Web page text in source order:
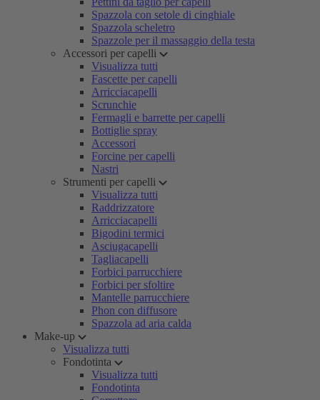
Spazzola con setole di cinghiale
Spazzola scheletro
Spazzole per il massaggio della testa
Accessori per capelli
Visualizza tutti
Fascette per capelli
Arricciacapelli
Scrunchie
Fermagli e barrette per capelli
Bottiglie spray
Accessori
Forcine per capelli
Nastri
Strumenti per capelli
Visualizza tutti
Raddrizzatore
Arricciacapelli
Bigodini termici
Asciugacapelli
Tagliacapelli
Forbici parrucchiere
Forbici per sfoltire
Mantelle parrucchiere
Phon con diffusore
Spazzola ad aria calda
Make-up
Visualizza tutti
Fondotinta
Visualizza tutti
Fondotinta